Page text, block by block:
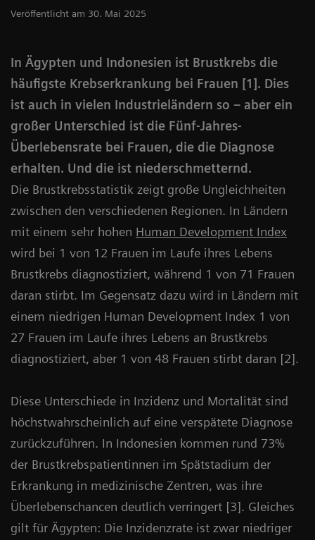
Veröffentlicht am 30. Mai 2025
In Ägypten und Indonesien ist Brustkrebs die
häufigste Krebserkrankung bei Frauen [1]. Dies
ist auch in vielen Industrieländern so – aber ein
großer Unterschied ist die Fünf-Jahres-
Überlebensrate bei Frauen, die die Diagnose
erhalten. Und die ist niederschmetternd.
Die Brustkrebsstatistik zeigt große Ungleichheiten
zwischen den verschiedenen Regionen. In Ländern
mit einem sehr hohen Human Development Index
wird bei 1 von 12 Frauen im Laufe ihres Lebens
Brustkrebs diagnostiziert, während 1 von 71 Frauen
daran stirbt. Im Gegensatz dazu wird in Ländern mit
einem niedrigen Human Development Index 1 von
27 Frauen im Laufe ihres Lebens an Brustkrebs
diagnostiziert, aber 1 von 48 Frauen stirbt daran [2].
Diese Unterschiede in Inzidenz und Mortalität sind
höchstwahrscheinlich auf eine verspätete Diagnose
zurückzuführen. In Indonesien kommen rund 73%
der Brustkrebspatientinnen im Spätstadium der
Erkrankung in medizinische Zentren, was ihre
Überlebenschancen deutlich verringert [3]. Gleiches
gilt für Ägypten: Die Inzidenzrate ist zwar niedriger